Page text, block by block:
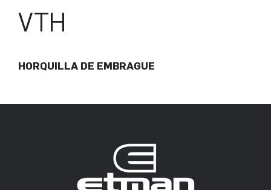
VTH
HORQUILLA DE EMBRAGUE